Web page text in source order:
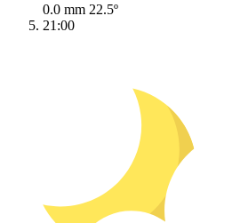
0.0 mm 22.5º
21:00